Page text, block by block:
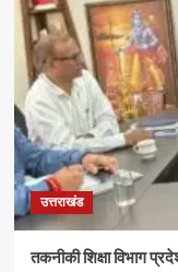
उत्तराखंड
तकनीकी शिक्षा विभाग